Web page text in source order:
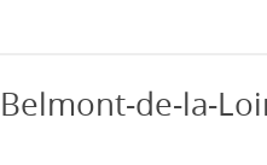
de-la-